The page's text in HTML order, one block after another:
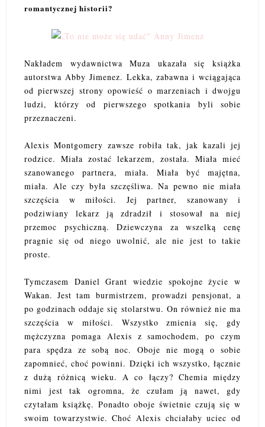
romantycznej historii?
Nakładem wydawnictwa Muza ukazała się książka
autorstwa Abby Jimenez. Lekka, zabawna i wciągająca
od pierwszej strony opowieść o marzeniach i dwojgu
ludzi, którzy od pierwszego spotkania byli sobie
przeznaczeni.
Alexis Montgomery zawsze robiła tak, jak kazali jej
rodzice. Miała zostać lekarzem, została. Miała mieć
szanowanego partnera, miała. Miała być majętna,
miała. Ale czy była szczęśliwa. Na pewno nie miała
szczęścia w miłości. Jej partner, szanowany i
podziwiany lekarz ją zdradził i stosował na niej
przemoc psychiczną. Dziewczyna za wszelką cenę
pragnie się od niego uwolnić, ale nie jest to takie
proste.
Tymczasem Daniel Grant wiedzie spokojne życie w
Wakan. Jest tam burmistrzem, prowadzi pensjonat, a
po godzinach oddaje się stolarstwu. On również nie ma
szczęścia w miłości. Wszystko zmienia się, gdy
mężczyzna pomaga Alexis z samochodem, po czym
para spędza ze sobą noc. Oboje nie mogą o sobie
zapomnieć, choć powinni. Dzięki ich wszystko, łącznie
z dużą różnicą wieku. A co łączy? Chemia między
nimi jest tak ogromna, że czułam ją nawet, gdy
czytałam książkę. Ponadto oboje świetnie czują się w
swoim towarzystwie. Choć Alexis chciałaby uciec od